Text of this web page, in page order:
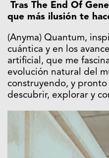
Tras The End Of
que más ilusión te
(Anyma) Quantum,
cuántica y en los
artificial, que me
evolución natural del
construyendo, y
descubrir, explorar y